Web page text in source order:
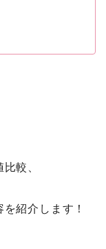
較、
紹介します！